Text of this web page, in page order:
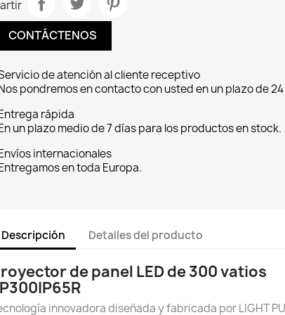
CONTÁCTENOS
de atención al cliente receptivo
pondremos en contacto con usted en un plazo de
rápida
un plazo medio de 7 días para los productos en stock.
internacionales
en toda Europa.
Descripción Detalles del producto
de panel LED de 300 vatios
innovadora diseñada y fabricada por LIGHT